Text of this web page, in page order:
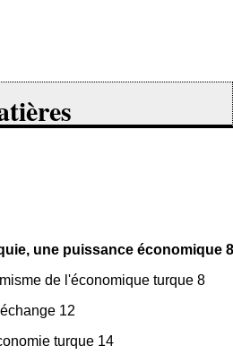
une puissance économique 8
de l'économique turque 8
12
turque 14